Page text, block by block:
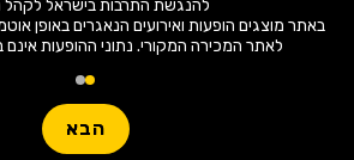
באתר מוצגים הופעות ואירועים הנאגרים באופן
לאתר המכירה המקורי. נתוני ההופעות
הבא